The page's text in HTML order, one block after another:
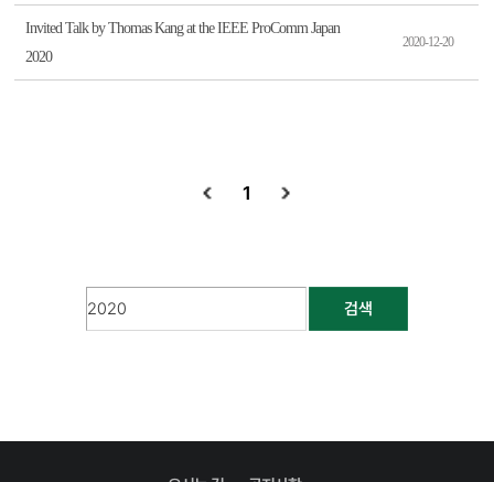
Invited Talk by Thomas Kang at the IEEE ProComm Japan
2020
2020-12-20
1
검색